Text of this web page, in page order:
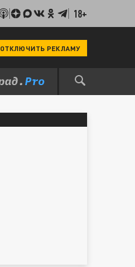
18+
ОТКЛЮЧИТЬ РЕКЛАМУ